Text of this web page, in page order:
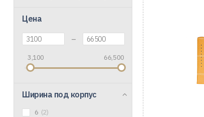
Цена
–
3,100 66,500
Ширина под корпус
6 (2)